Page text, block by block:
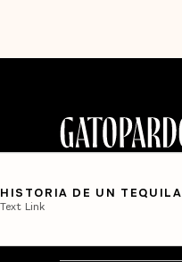
HISTORIA DE UN TEQUILA
Text Link